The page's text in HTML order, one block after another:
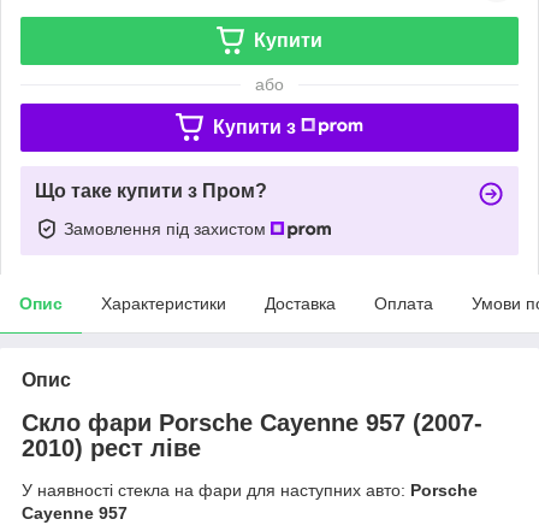
Купити
або
Купити з
Що таке купити з Пром?
Замовлення під захистом
Опис Характеристики Доставка Оплата Умови
Опис
Скло фари Porsche Cayenne 957 (2007-
2010) рест ліве
У наявності стекла на фари для наступних авто: Porsche
Cayenne 957